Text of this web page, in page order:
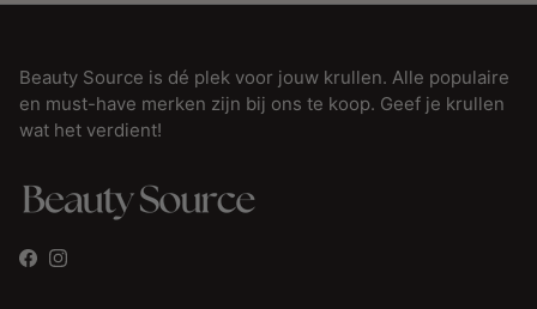
Beauty Source is dé plek voor jouw krullen. Alle populaire
en must-have merken zijn bij ons te koop. Geef je krullen
wat het verdient!
Facebook
Instagram